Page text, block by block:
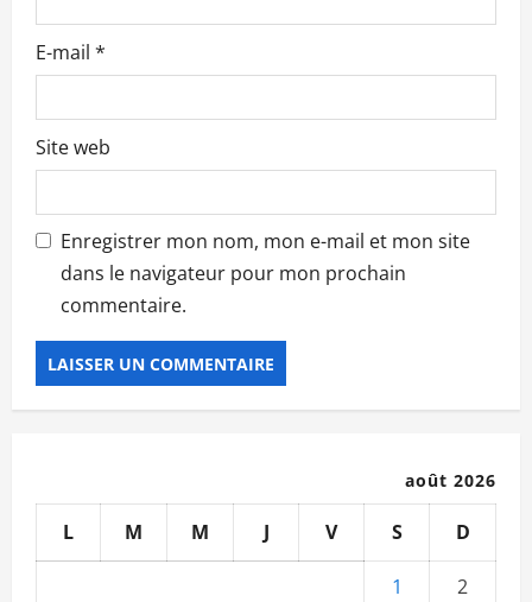
e
E-mail *
Site web
Enregistrer mon nom, mon e-mail et mon site
dans le navigateur pour mon prochain
commentaire.
août 2026
L M M J V S D
1
2